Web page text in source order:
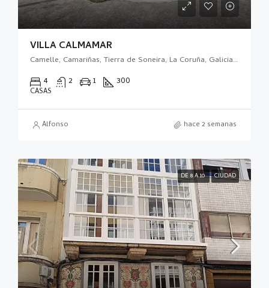
VILLA CALMAMAR
Camelle, Camariñas, Tierra de Soneira, La Coruña, Galicia, 15121, España
4 2 1 300
CASAS
Alfonso hace 2 semanas
DE 8 A 10 CIUDAD